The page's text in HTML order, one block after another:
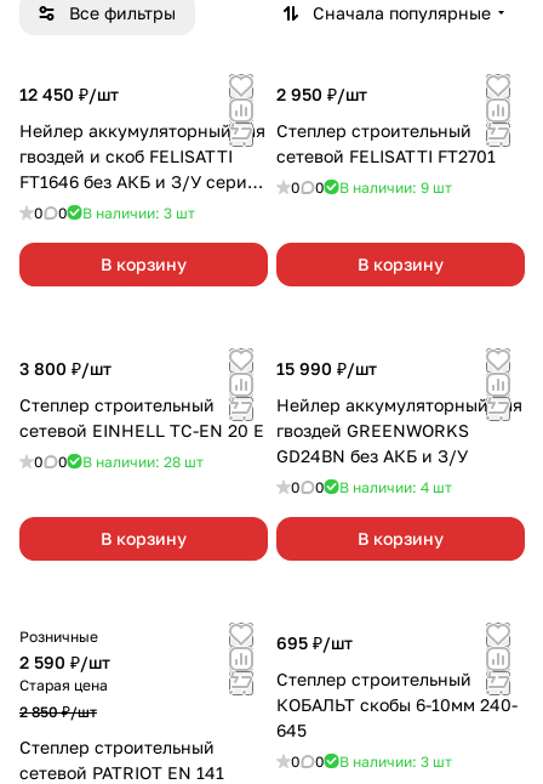
Все фильтры Сначала популярные
12 450 ₽/шт
Нейлер аккумуляторный для
гвоздей и скоб FELISATTI
FT1646 без АКБ и З/У серия
М0 0 В наличии: 3 шт
В корзину
2 950 ₽/шт
Степлер строительный
сетевой FELISATTI FT2701
0 0 В наличии: 9 шт
В корзину
3 800 ₽/шт
Степлер строительный
сетевой EINHELL TC-EN 20 E
0 0 В наличии: 28 шт
В корзину
15 990 ₽/шт
Нейлер аккумуляторный для
гвоздей GREENWORKS
GD24BN без АКБ и З/У
0 0 В наличии: 4 шт
В корзину
Розничные
2 590 ₽/шт
Старая цена
2 850 ₽/шт
Степлер строительный
сетевой PATRIOT EN 141
695 ₽/шт
Степлер строительный
КОБАЛЬТ скобы 6-10мм 240-
645
0 0 В наличии: 3 шт